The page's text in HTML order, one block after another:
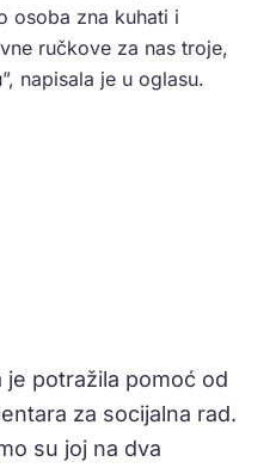
osoba zna kuhati i
ručkove za nas troje,
napisala je u oglasu.
je potražila pomoć od
za socijalna rad.
su joj na dva